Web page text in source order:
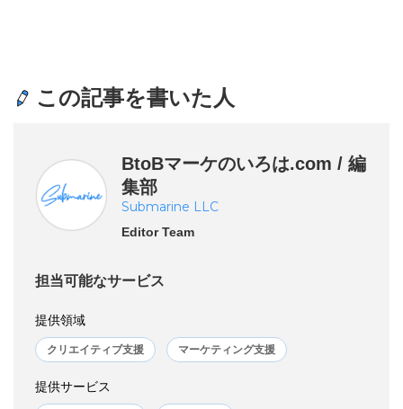
この記事を書いた人
BtoBマーケのいろは.com / 編
集部
Submarine LLC
Editor Team
担当可能なサービス
提供領域
クリエイティブ支援 マーケティング支援
提供サービス